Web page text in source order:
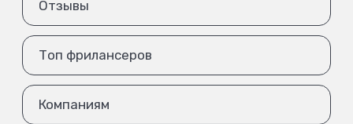
Отзывы
Топ фрилансеров
Компаниям